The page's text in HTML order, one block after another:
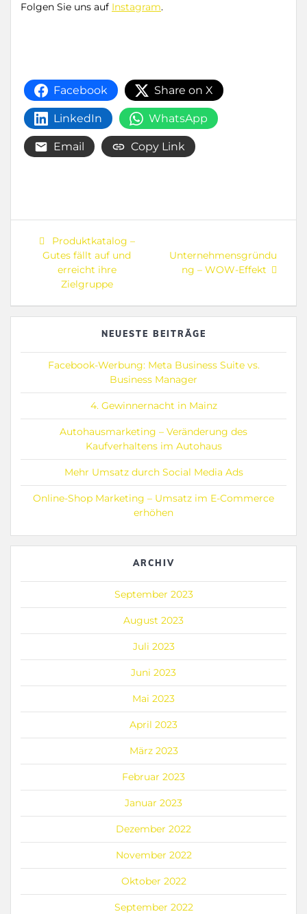
Folgen Sie uns auf Instagram.
Facebook Share on X
LinkedIn WhatsApp
Email Copy Link
Beitragsnavigation
Previous
post:
Produktkatalog –
Gutes fällt auf und
erreicht ihre
Zielgruppe
Next
post:
Unternehmensgründu
ng – WOW-Effekt
NEUESTE BEITRÄGE
Facebook-Werbung: Meta Business Suite vs.
Business Manager
4. Gewinnernacht in Mainz
Autohausmarketing – Veränderung des
Kaufverhaltens im Autohaus
Mehr Umsatz durch Social Media Ads
Online-Shop Marketing – Umsatz im E-Commerce
erhöhen
ARCHIV
September 2023
August 2023
Juli 2023
Juni 2023
Mai 2023
April 2023
März 2023
Februar 2023
Januar 2023
Dezember 2022
November 2022
Oktober 2022
September 2022